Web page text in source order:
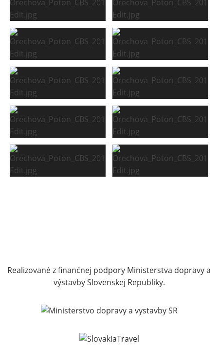
Realizované z finančnej podpory Ministerstva dopravy a
výstavby Slovenskej Republiky.